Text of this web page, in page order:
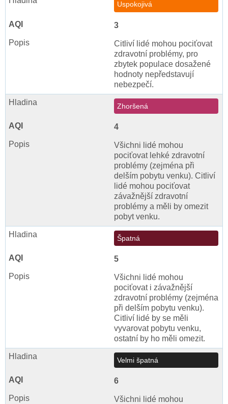
Uspokojivá
3
Citliví lidé mohou pociťovat
zdravotní problémy, pro
zbytek populace dosažené
hodnoty nepředstavují
nebezpečí.
Zhoršená
4
Všichni lidé mohou
pociťovat lehké zdravotní
problémy (zejména při
delším pobytu venku). Citliví
lidé mohou pociťovat
závažnější zdravotní
problémy a měli by omezit
pobyt venku.
Špatná
5
Všichni lidé mohou
pociťovat i závažnější
zdravotní problémy (zejména
při delším pobytu venku).
Citliví lidé by se měli
vyvarovat pobytu venku,
ostatní by ho měli omezit.
Velmi špatná
6
Všichni lidé mohou